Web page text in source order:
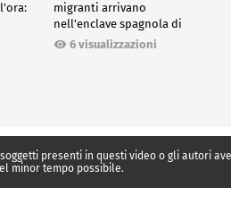
migranti arrivano
nell'enclave spagnola di
Ceuta6 visualizzazioni
presenti in questi video o gli autori
minor tempo possibile.